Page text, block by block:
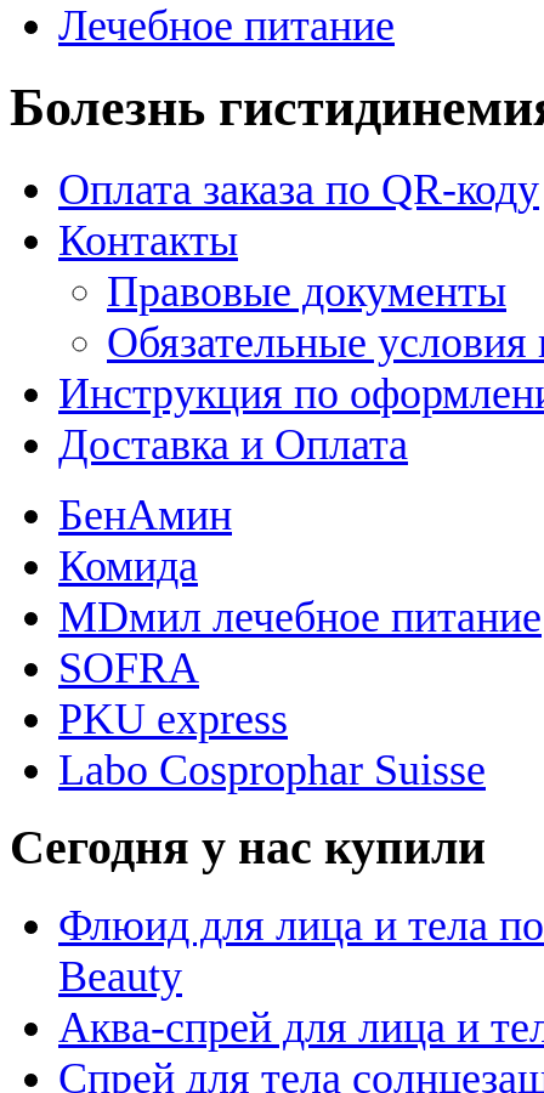
Лечебное питание
Болезнь
Оплата заказа по QR-коду
Контакты
Правовые документы
Обязательные
Инструкция по
Доставка и Оплата
БенАмин
Комида
MDмил лечебное питание
SOFRA
PKU express
Labo Cosprophar Suisse
Сегодня у нас купили
Флюид для лица и тела
Beauty
Аква-спрей для лица и
Спрей для тела